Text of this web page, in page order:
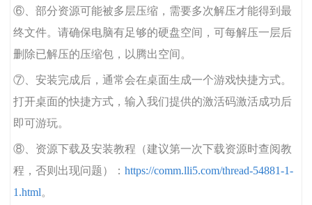
⑥、部分资源可能被多层压缩，需要多次解压才能得到最
终文件。请确保电脑有足够的硬盘空间，可每解压一层后
删除已解压的压缩包，以腾出空间。
⑦、安装完成后，通常会在桌面生成一个游戏快捷方式。
打开桌面的快捷方式，输入我们提供的激活码激活成功后
即可游玩。
⑧、资源下载及安装教程（建议第一次下载资源时查阅教
程，否则出现问题）： https://comm.lli5.com/thread-54881-1-
1.html。